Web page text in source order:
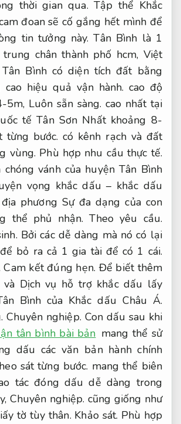
thời gian qua. Tập thể Khắc
đoan sẽ cố gắng hết mình để
tin tưởng này. Tân Bình là 1
chân thành phố hcm, Việt
Tân Bình có diện tích đất bằng
cao hiệu quả vận hành. cao độ
5m, Luôn sẵn sàng. cao nhất tại
tế Tân Sơn Nhất khoảng 8-
từng bước. có kênh rạch và đất
vùng. Phù hợp nhu cầu thực tế.
vánh của huyện Tân Bình
vọng khắc dấu – khắc dấu
phương Sự đa dạng của con
thể phủ nhận.Theo yêu cầu.
Bởi các dễ dàng mà nó có lại
bỏ ra cả 1 gia tài để có 1 cái.
Cam kết đúng hẹn. Để biết thêm
và Dịch vụ hỗ trợ khắc dấu lấy
Bình của Khắc dấu Châu Á.
Chuyên nghiệp. Con dấu sau khi
tân bình bài bản mang thể sử
dấu các văn bản hành chính
sát từng bước. mang thể biên
tác đóng dấu dễ dàng trong
Chuyên nghiệp. cũng giống như
tờ tùy thân. Khảo sát. Phù hợp